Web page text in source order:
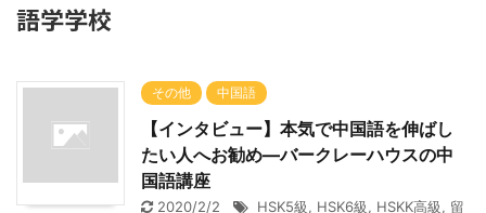
語学学校
その他 中国語
【インタビュー】本気で中国語を伸ばし
たい人へお勧め―バークレーハウスの中
国語講座
2020/2/2 HSK5級, HSK6級, HSKK高級, 留